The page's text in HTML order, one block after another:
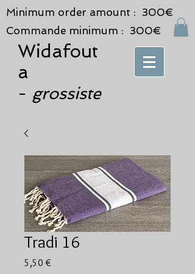
Minimum order amount : 300€
Commande minimum : 300€
Widafout
a
- grossiste
Tradi 16
5,50 €